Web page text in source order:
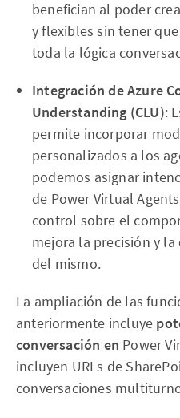
benefician al poder
y flexibles sin tener
toda la lógica
Integración de Azure
Understanding (CLU):
permite incorporar
personalizados a los
podemos asignar
de Power Virtual
control sobre el
mejora la precisión y
del mismo.
La ampliación de las
anteriormente incluye
conversación en Power
incluyen URLs de
conversaciones